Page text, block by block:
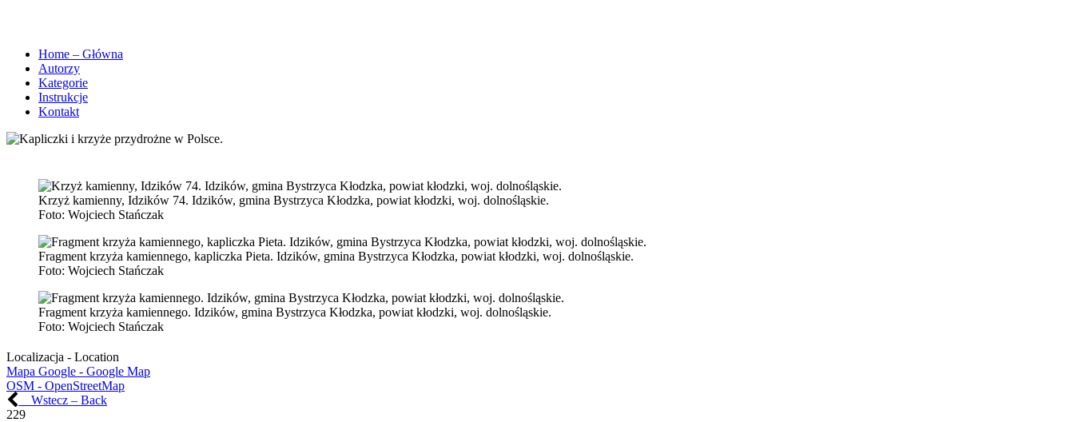
Home – Główna
Autorzy
Kategorie
Instrukcje
Kontakt
Krzyż kamienny, Idzików 74. Idzików, gmina Bystrzyca Kłodzka, powiat kłodzki, woj. dolnośląskie.
Foto: Wojciech Stańczak
Fragment krzyża kamiennego, kapliczka Pieta. Idzików, gmina Bystrzyca Kłodzka, powiat kłodzki, woj. dolnośląskie.
Foto: Wojciech Stańczak
Fragment krzyża kamiennego. Idzików, gmina Bystrzyca Kłodzka, powiat kłodzki, woj. dolnośląskie.
Foto: Wojciech Stańczak
Localizacja - Location
Mapa Google - Google Map
OSM - OpenStreetMap
Wstecz – Back
229